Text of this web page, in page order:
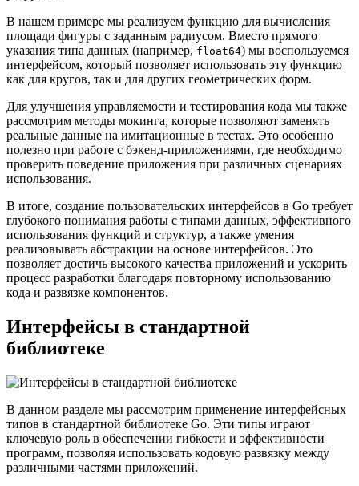
В нашем примере мы реализуем функцию для вычисления
площади фигуры с заданным радиусом. Вместо прямого
указания типа данных (например, float64) мы воспользуемся
интерфейсом, который позволяет использовать эту функцию
как для кругов, так и для других геометрических форм.
Для улучшения управляемости и тестирования кода мы также
рассмотрим методы мокинга, которые позволяют заменять
реальные данные на имитационные в тестах. Это особенно
полезно при работе с бэкенд-приложениями, где необходимо
проверить поведение приложения при различных сценариях
использования.
В итоге, создание пользовательских интерфейсов в Go требует
глубокого понимания работы с типами данных, эффективного
использования функций и структур, а также умения
реализовывать абстракции на основе интерфейсов. Это
позволяет достичь высокого качества приложений и ускорить
процесс разработки благодаря повторному использованию
кода и развязке компонентов.
Интерфейсы в стандартной
библиотеке
В данном разделе мы рассмотрим применение интерфейсных
типов в стандартной библиотеке Go. Эти типы играют
ключевую роль в обеспечении гибкости и эффективности
программ, позволяя использовать кодовую развязку между
различными частями приложений.